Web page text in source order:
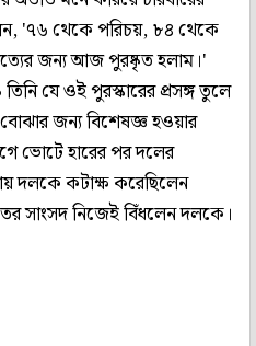
'৭৬ থেকে পরিচয়, ৮৪ থেকে
জন্য আজ পুরষ্কৃত হলাম।'
যে ওই পুরস্কারের প্রসঙ্গ তুলে
জন্য বিশেষজ্ঞ হওয়ার
ভোটে হারের পর দলের
দলকে কটাক্ষ করেছিলেন
সাংসদ নিজেই বিঁধলেন দলকে।